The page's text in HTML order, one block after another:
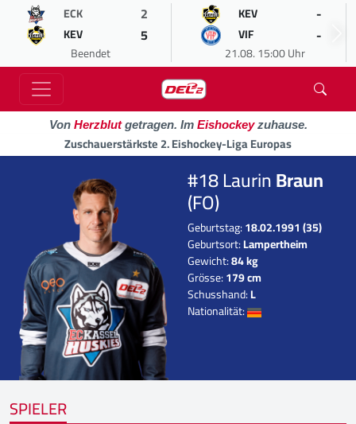
ECK 2
KEV 5
Beendet
KEV -
VIF -
21.08. 15:00 Uhr
Von Herzblutgetragen. Im Eishockeyzuhause.
Zuschauerstärkste 2. Eishockey-Liga Europas
#18 LaurinBraun
(FO)
Geburtstag:18.02.1991 (35)
Geburtsort:Lampertheim
Gewicht:84 kg
Grösse:179 cm
Schusshand:L
Nationalität:
SPIELER